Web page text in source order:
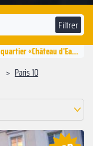
Filtrer
Restaurants pour des groupes à réserver dans le quartier «Château d'Eau», Paris 10
Paris 10